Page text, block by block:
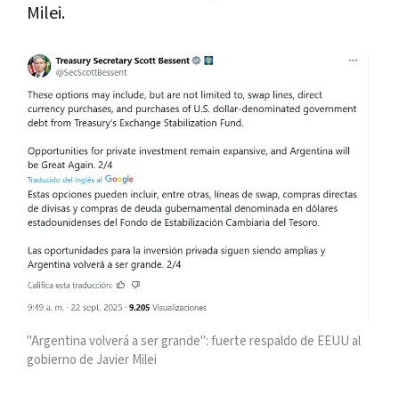
Milei.
"Argentina volverá a ser grande": fuerte respaldo de EEUU al
gobierno de Javier Milei